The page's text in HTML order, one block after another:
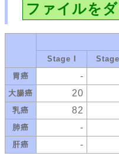
ファイルを
Stage I
Stage
胃癌
‐
大腸癌 20
乳癌 82
肺癌 ‐
肝癌 ‐